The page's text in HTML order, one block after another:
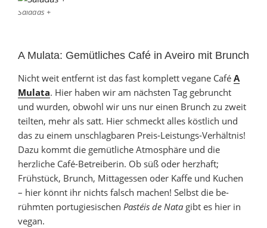
Saladas +
A Mulata: Gemütliches Café in Aveiro mit Brunch
Nicht weit entfernt ist das fast komplett vegane Café A
Mulata. Hier haben wir am nächsten Tag gebruncht
und wurden, obwohl wir uns nur einen Brunch zu zweit
teilten, mehr als satt. Hier schmeckt alles köstlich und
das zu einem unschlagbaren Preis-Leistungs-Verhältnis!
Dazu kommt die gemütliche Atmosphäre und die
herzliche Café-Betreiberin. Ob süß oder herzhaft;
Frühstück, Brunch, Mittagessen oder Kaffe und Kuchen
– hier könnt ihr nichts falsch machen! Selbst die be­
rühmten portugiesischen Pastéis de Nata gibt es hier in
vegan.